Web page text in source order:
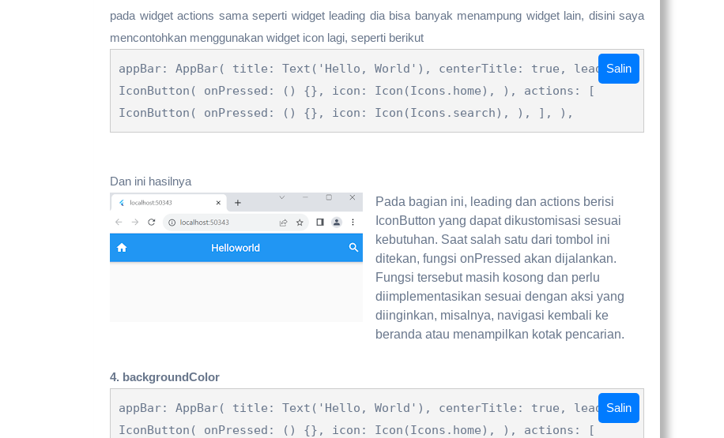
pada widget actions sama seperti widget leading dia bisa banyak menampung widget lain, disini saya
mencontohkan menggunakan widget icon lagi, seperti berikut
appBar: AppBar( title: Text('Hello, World'), centerTitle: true, leading:
IconButton( onPressed: () {}, icon: Icon(Icons.home), ), actions: [
IconButton( onPressed: () {}, icon: Icon(Icons.search), ), ], ),
Salin
Dan ini hasilnya
Pada bagian ini, leading dan actions berisi
IconButton yang dapat dikustomisasi sesuai
kebutuhan. Saat salah satu dari tombol ini
ditekan, fungsi onPressed akan dijalankan.
Fungsi tersebut masih kosong dan perlu
diimplementasikan sesuai dengan aksi yang
diinginkan, misalnya, navigasi kembali ke
beranda atau menampilkan kotak pencarian.
4. backgroundColor
appBar: AppBar( title: Text('Hello, World'), centerTitle: true, leading:
IconButton( onPressed: () {}, icon: Icon(Icons.home), ), actions: [
Salin